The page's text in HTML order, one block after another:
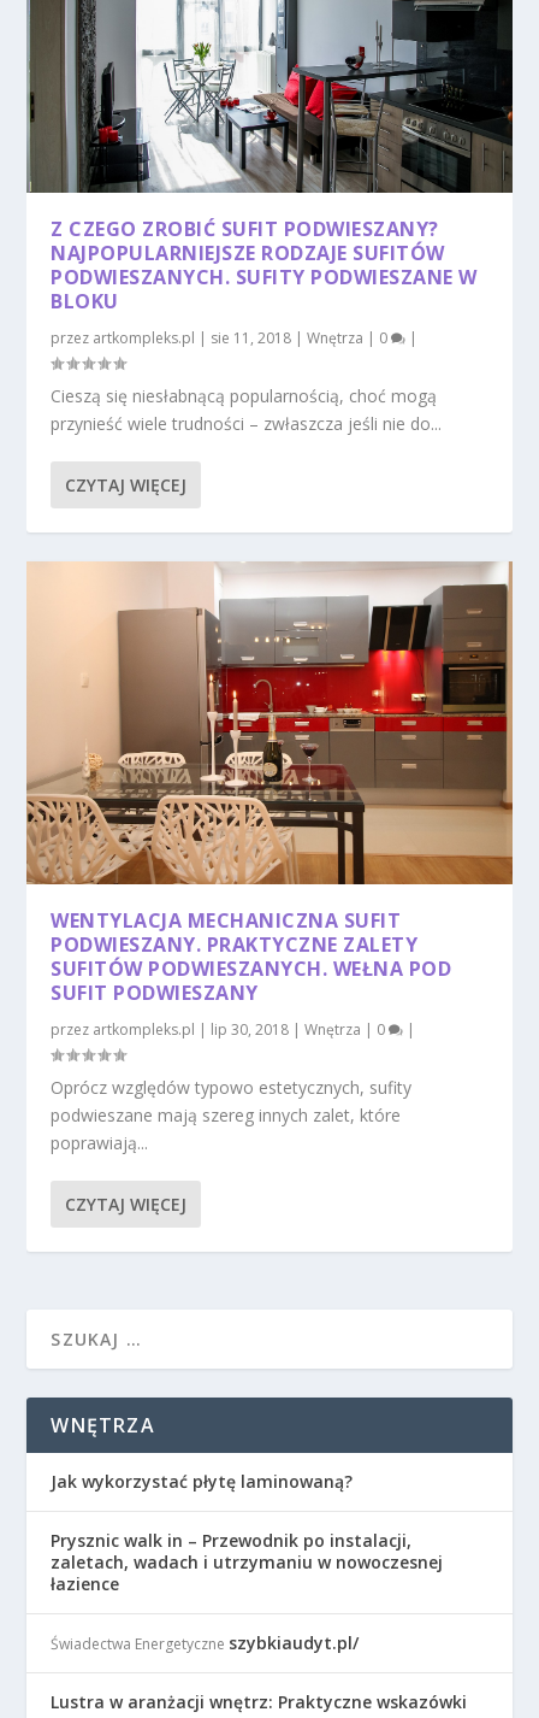
Z CZEGO ZROBIĆ SUFIT PODWIESZANY?
NAJPOPULARNIEJSZE RODZAJE SUFITÓW
PODWIESZANYCH. SUFITY PODWIESZANE W
BLOKU
przez artkompleks.pl | sie 11, 2018 |Wnętrza | 0 |
Cieszą się niesłabnącą popularnością, choć mogą
przynieść wiele trudności – zwłaszcza jeśli nie do...
CZYTAJ WIĘCEJ
WENTYLACJA MECHANICZNA SUFIT
PODWIESZANY. PRAKTYCZNE ZALETY
SUFITÓW PODWIESZANYCH. WEŁNA POD
SUFIT PODWIESZANY
przez artkompleks.pl | lip 30, 2018 |Wnętrza | 0 |
Oprócz względów typowo estetycznych, sufity
podwieszane mają szereg innych zalet, które
poprawiają...
CZYTAJ WIĘCEJ
WNĘTRZA
Jak wykorzystać płytę laminowaną?
Prysznic walk in – Przewodnik po instalacji,
zaletach, wadach i utrzymaniu w nowoczesnej
łazience
Świadectwa Energetyczne szybkiaudyt.pl/
Lustra w aranżacji wnętrz: Praktyczne wskazówki